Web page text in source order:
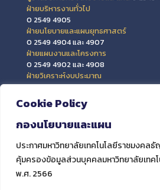
Cookie Policy
กองนโยบายและแผน
ประกาศมหาวิทยาลัยเทคโนโลยีราชมงคล
คุ้มครองข้อมูลส่วนบุคคลมหาวิทยาลัยเทค
พ.ศ. 2566
ฝ่ายบริหารงานทั่วไป
0 2549 4905
ฝ่ายนโยบายและแผนยุทธศาสตร์
0 2549 4904 และ 4907
ฝ่ายแผนงานและโครงการ
0 2549 4902 และ 4908
ฝ่ายวิเคราะห์งบประมาณ
0 2549 4903 และ 4909
ฝ่ายข้อมูลสารสนเทศและติดตามประเมินผล
0 2549 4906